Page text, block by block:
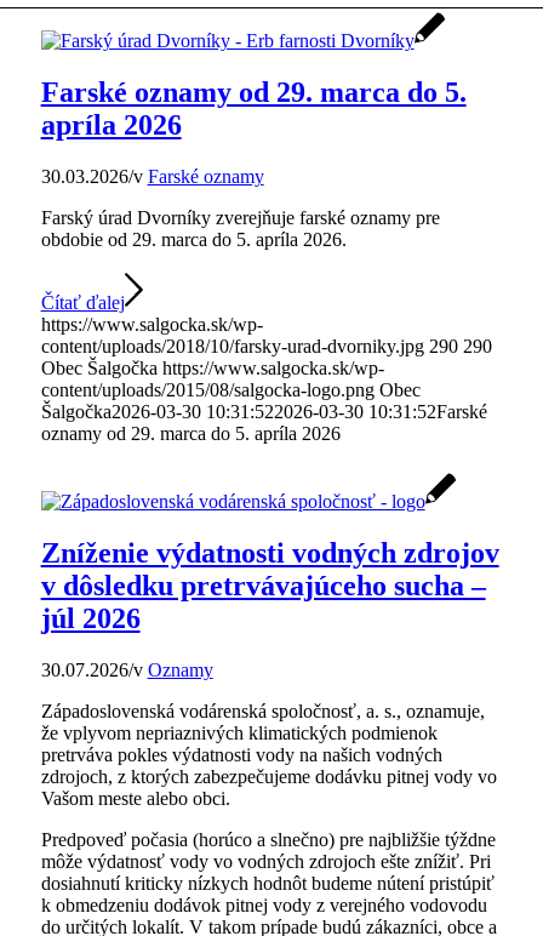
Farské oznamy od 29. marca do 5.
apríla 2026
30.03.2026/v Farské oznamy
Farský úrad Dvorníky zverejňuje farské oznamy pre
obdobie od 29. marca do 5. apríla 2026.
Čítať ďalej
https://www.salgocka.sk/wp-
content/uploads/2018/10/farsky-urad-dvorniky.jpg 290 290
Obec Šalgočka https://www.salgocka.sk/wp-
content/uploads/2015/08/salgocka-logo.png Obec
Šalgočka2026-03-30 10:31:522026-03-30 10:31:52Farské
oznamy od 29. marca do 5. apríla 2026
Zníženie výdatnosti vodných zdrojov
v dôsledku pretrvávajúceho sucha –
júl 2026
30.07.2026/v Oznamy
Západoslovenská vodárenská spoločnosť, a. s., oznamuje,
že vplyvom nepriaznivých klimatických podmienok
pretrváva pokles výdatnosti vody na našich vodných
zdrojoch, z ktorých zabezpečujeme dodávku pitnej vody vo
Vašom meste alebo obci.
Predpoveď počasia (horúco a slnečno) pre najbližšie týždne
môže výdatnosť vody vo vodných zdrojoch ešte znížiť. Pri
dosiahnutí kriticky nízkych hodnôt budeme nútení pristúpiť
k obmedzeniu dodávok pitnej vody z verejného vodovodu
do určitých lokalít. V takom prípade budú zákazníci, obce a